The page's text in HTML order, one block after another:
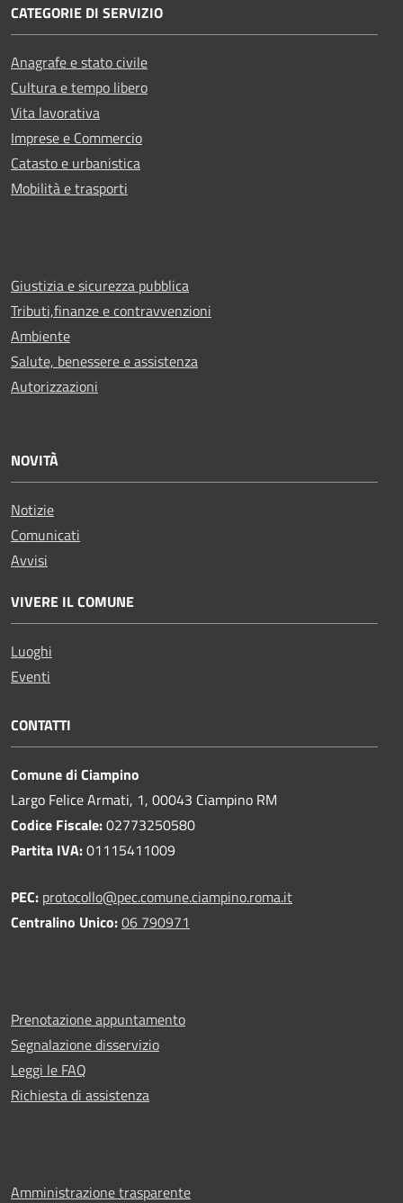
CATEGORIE DI SERVIZIO
Anagrafe e stato civile
Cultura e tempo libero
Vita lavorativa
Imprese e Commercio
Catasto e urbanistica
Mobilità e trasporti
Giustizia e sicurezza pubblica
Tributi,finanze e contravvenzioni
Ambiente
Salute, benessere e assistenza
Autorizzazioni
NOVITÀ
Notizie
Comunicati
Avvisi
VIVERE IL COMUNE
Luoghi
Eventi
CONTATTI
Comune di Ciampino
Largo Felice Armati, 1, 00043 Ciampino RM
Codice Fiscale:02773250580
Partita IVA:01115411009
PEC: protocollo@pec.comune.ciampino.roma.it
Centralino Unico:06 790971
Prenotazione appuntamento
Segnalazione disservizio
Leggi le FAQ
Richiesta di assistenza
Amministrazione trasparente